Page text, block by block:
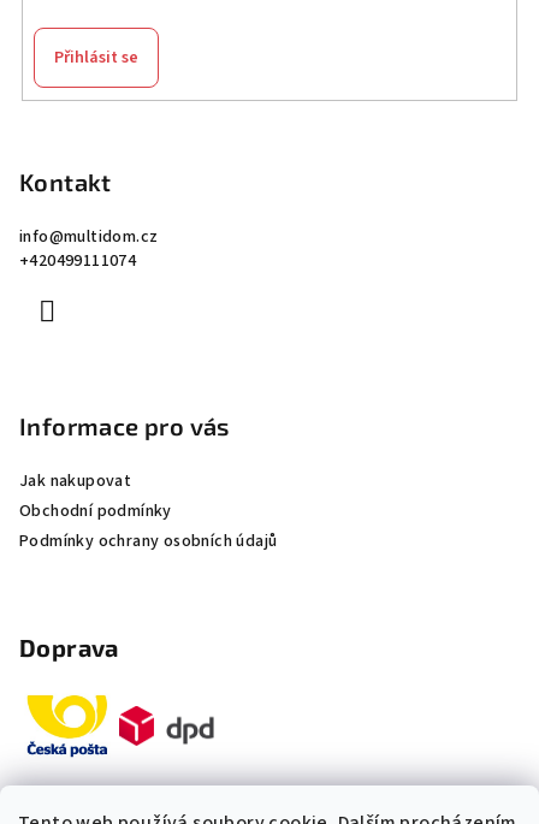
Přihlásit se
Kontakt
info@multidom.cz
+420499111074
Informace pro vás
Jak nakupovat
Obchodní podmínky
Podmínky ochrany osobních údajů
Doprava